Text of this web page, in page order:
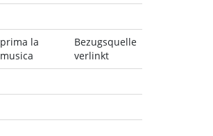
prima la
musica
Bezugsquelle
verlinkt